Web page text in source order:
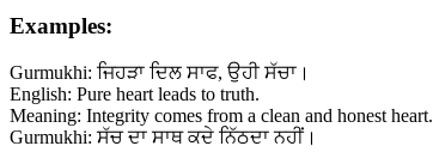
Examples:
Gurmukhi: ਜਿਹੜਾ ਦਿਲ ਸਾਫ, ਉਹੀ ਸੱਚਾ।
English: Pure heart leads to truth.
Meaning: Integrity comes from a clean and honest heart.
Gurmukhi: ਸੱਚ ਦਾ ਸਾਥ ਕਦੇ ਨਿੱਠਦਾ ਨਹੀਂ।